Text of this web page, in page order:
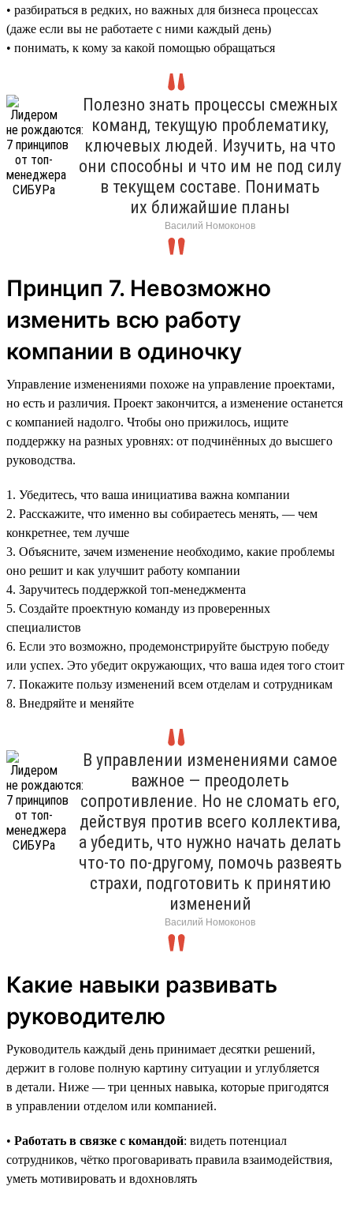
• разбираться в редких, но важных для бизнеса процессах
(даже если вы не работаете с ними каждый день)
• понимать, к кому за какой помощью обращаться
Полезно знать процессы смежных
команд, текущую проблематику,
ключевых людей. Изучить, на что
они способны и что им не под силу
в текущем составе. Понимать
их ближайшие планы
Василий Номоконов
Принцип 7. Невозможно
изменить всю работу
компании в одиночку
Управление изменениями похоже на управление проектами,
но есть и различия. Проект закончится, а изменение останется
с компанией надолго. Чтобы оно прижилось, ищите
поддержку на разных уровнях: от подчинённых до высшего
руководства.
1. Убедитесь, что ваша инициатива важна компании
2. Расскажите, что именно вы собираетесь менять, — чем
конкретнее, тем лучше
3. Объясните, зачем изменение необходимо, какие проблемы
оно решит и как улучшит работу компании
4. Заручитесь поддержкой топ-менеджмента
5. Создайте проектную команду из проверенных
специалистов
6. Если это возможно, продемонстрируйте быструю победу
или успех. Это убедит окружающих, что ваша идея того стоит
7. Покажите пользу изменений всем отделам и сотрудникам
8. Внедряйте и меняйте
В управлении изменениями самое
важное — преодолеть
сопротивление. Но не сломать его,
действуя против всего коллектива,
а убедить, что нужно начать делать
что-то по-другому, помочь развеять
страхи, подготовить к принятию
изменений
Василий Номоконов
Какие навыки развивать
руководителю
Руководитель каждый день принимает десятки решений,
держит в голове полную картину ситуации и углубляется
в детали. Ниже — три ценных навыка, которые пригодятся
в управлении отделом или компанией.
• Работать в связке с командой: видеть потенциал
сотрудников, чётко проговаривать правила взаимодействия,
уметь мотивировать и вдохновлять